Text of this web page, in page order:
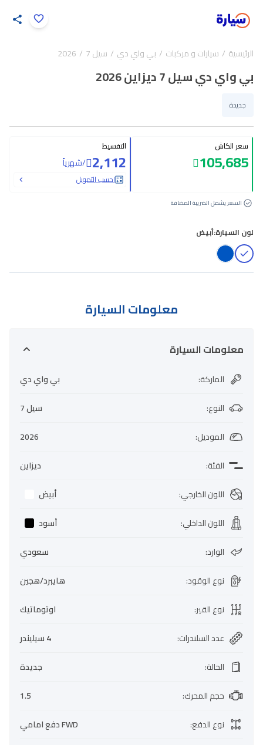
الرئيسية سيارات و مركبات بي واي دي سيل 7 2026
بي واي دي سيل 7 ديزاين 2026
جديدة
سعر الكاش
105,685
التقسيط
2,112
/شهرياً
احسب التمويل
السعر يشمل الضريبة المضافة
لون السيارة:أبيض
معلومات السيارة
معلومات السيارة
الماركة:
بي واي دي
النوع:
سيل 7
الموديل:
2026
الفئة:
ديزاين
اللون الخارجي:
أبيض
اللون الداخلي:
أسود
الوارد:
سعودي
نوع الوقود:
هايبرد/هجين
نوع القير:
اوتوماتيك
عدد السلندرات:
4 سيليندر
الحالة:
جديدة
حجم المحرك:
1.5
نوع الدفع:
FWD دفع امامي